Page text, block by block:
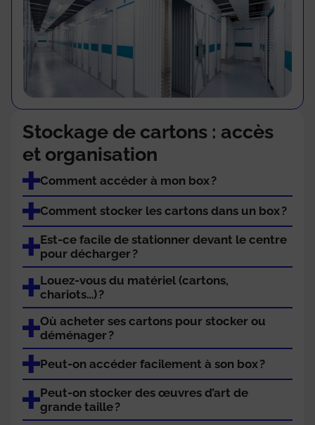
Stockage de cartons : accès
et organisation
Comment accéder à mon box ?
Comment stocker les cartons dans un box ?
Est-ce facile de stationner devant le centre
pour décharger ?
Louez-vous du matériel (cartons,
chariots…) ?
Où acheter ses cartons pour stocker ou
déménager ?
Peut-on accéder facilement à son box ?
Peut-on stocker des œuvres d’art de
grande taille ?